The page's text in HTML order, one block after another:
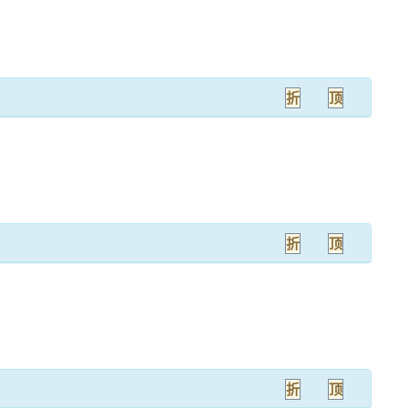
顶
折
顶
折
顶
折